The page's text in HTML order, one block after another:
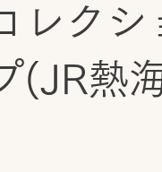
レクシ
(JR熱